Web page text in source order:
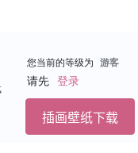
您当前的等级为 游客
请先 登录
插画壁纸下载